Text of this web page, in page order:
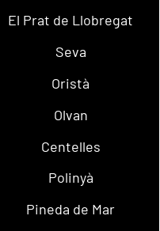
El Prat de Llobregat
Seva
Oristà
Olvan
Centelles
Polinyà
Pineda de Mar